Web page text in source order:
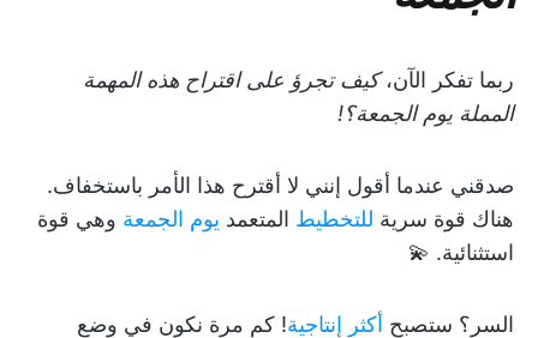
ربما تفكر الآن،كيف تجرؤ على اقتراح هذه المهمة
المملة يوم الجمعة؟!
صدقني عندما أقول إنني لا أقترح هذا الأمر باستخفاف.
هناك قوة سرية للتخطيط المتعمد يوم الجمعة وهي قوة
استثنائية. 💫
السر؟ ستصبح أكثر إنتاجية! كم مرة نكون في وضع